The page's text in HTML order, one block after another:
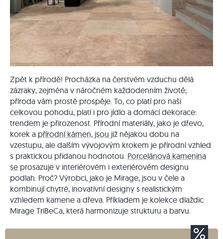
Zpět k přírodě! Procházka na čerstvém vzduchu dělá
zázraky, zejména v náročném každodenním životě;
příroda vám prostě prospěje. To, co platí pro naši
celkovou pohodu, platí i pro jídlo a domácí dekorace:
trendem je přirozenost. Přírodní materiály, jako je dřevo,
korek a přírodní kámen, jsou již nějakou dobu na
vzestupu, ale dalším vývojovým krokem je přírodní vzhled
s praktickou přidanou hodnotou. Porcelánová kamenina
se prosazuje v interiérovém i exteriérovém designu
podlah. Proč? Výrobci, jako je Mirage, jsou v čele a
kombinují chytré, inovativní designy s realistickým
vzhledem kamene a dřeva. Příkladem je kolekce dlaždic
Mirage TriBeCa, která harmonizuje strukturu a barvu.